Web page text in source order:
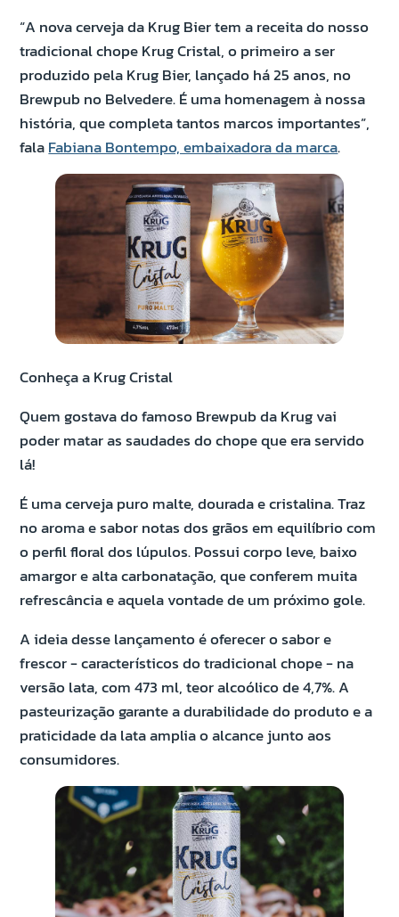
“A nova cerveja da Krug Bier tem a receita do nosso
tradicional chope Krug Cristal, o primeiro a ser
produzido pela Krug Bier, lançado há 25 anos, no
Brewpub no Belvedere. É uma homenagem à nossa
história, que completa tantos marcos importantes”,
fala Fabiana Bontempo, embaixadora da marca.
Conheça a Krug Cristal
Quem gostava do famoso Brewpub da Krug vai
poder matar as saudades do chope que era servido
lá!
É uma cerveja puro malte, dourada e cristalina. Traz
no aroma e sabor notas dos grãos em equilíbrio com
o perfil floral dos lúpulos. Possui corpo leve, baixo
amargor e alta carbonatação, que conferem muita
refrescância e aquela vontade de um próximo gole.
A ideia desse lançamento é oferecer o sabor e
frescor - característicos do tradicional chope - na
versão lata, com 473 ml, teor alcoólico de 4,7%. A
pasteurização garante a durabilidade do produto e a
praticidade da lata amplia o alcance junto aos
consumidores.